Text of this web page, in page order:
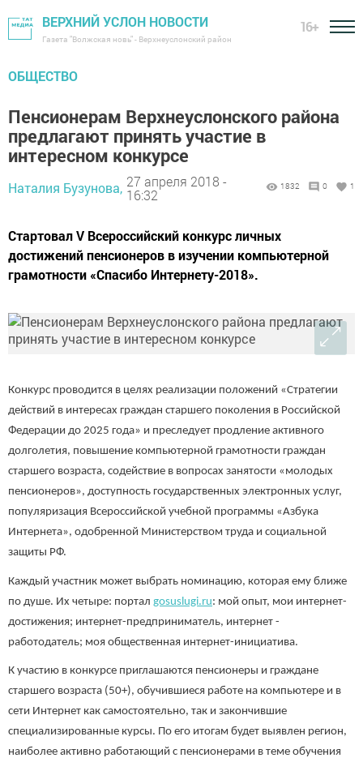
ВЕРХНИЙ УСЛОН НОВОСТИ
Газета "Волжская новь" - Верхнеуслонский район
16+
ОБЩЕСТВО
Пенсионерам Верхнеуслонского района
предлагают принять участие в
интересном конкурсе
Наталия Бузунова, 27 апреля 2018 -
16:32
1832 0 1
Стартовал V Всероссийский конкурс личных
достижений пенсионеров в изучении компьютерной
грамотности «Спасибо Интернету-2018».
Конкурс проводится в целях реализации положений «Стратегии
действий в интересах граждан старшего поколения в Российской
Федерации до 2025 года» и преследует продление активного
долголетия, повышение компьютерной грамотности граждан
старшего возраста, содействие в вопросах занятости «молодых
пенсионеров», доступность государственных электронных услуг,
популяризация Всероссийской учебной программы «Азбука
Интернета», одобренной Министерством труда и социальной
защиты РФ.
Каждый участник может выбрать номинацию, которая ему ближе
по душе. Их четыре: портал gosuslugi.ru: мой опыт, мои интернет-
достижения; интернет-предприниматель, интернет -
работодатель; моя общественная интернет-инициатива.
К участию в конкурсе приглашаются пенсионеры и граждане
старшего возраста (50+), обучившиеся работе на компьютере и в
сети Интернет как самостоятельно, так и закончившие
специализированные курсы. По его итогам будет выявлен регион,
наиболее активно работающий с пенсионерами в теме обучения